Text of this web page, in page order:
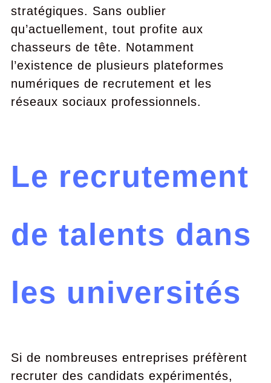
stratégiques. Sans oublier
qu’actuellement, tout profite aux
chasseurs de tête. Notamment
l’existence de plusieurs plateformes
numériques de recrutement et les
réseaux sociaux professionnels.
Le recrutement
de talents dans
les universités
Si de nombreuses entreprises préfèrent
recruter des candidats expérimentés,